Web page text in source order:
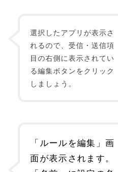
選択したアプリが表示さ
れるので、受信・送信項
目の右側に表示されてい
る編集ボタンをクリック
しましょう。
「ルールを編集」画
面が表示されます。